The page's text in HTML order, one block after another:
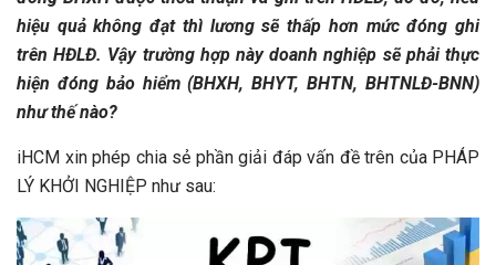
hiệu quả không đạt thì lương sẽ thấp hơn mức đóng ghi
trên HĐLĐ. Vậy trường hợp này doanh nghiệp sẽ phải thực
hiện đóng bảo hiểm (BHXH, BHYT, BHTN, BHTNLĐ-BNN)
như thế nào?
iHCM xin phép chia sẻ phần giải đáp vấn đề trên của PHÁP
LÝ KHỞI NGHIỆP như sau: